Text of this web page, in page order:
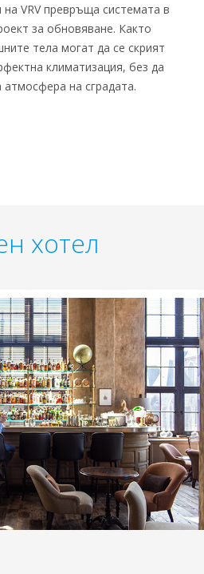
VRV превръща системата в
за обновяване. Както
тела могат да се скрият
климатизация, без да
на сградата.
хотел